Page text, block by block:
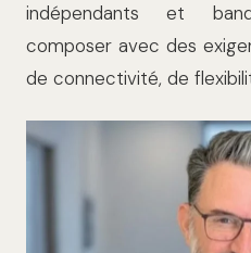
indépendants et
composer avec des
de connectivité, de